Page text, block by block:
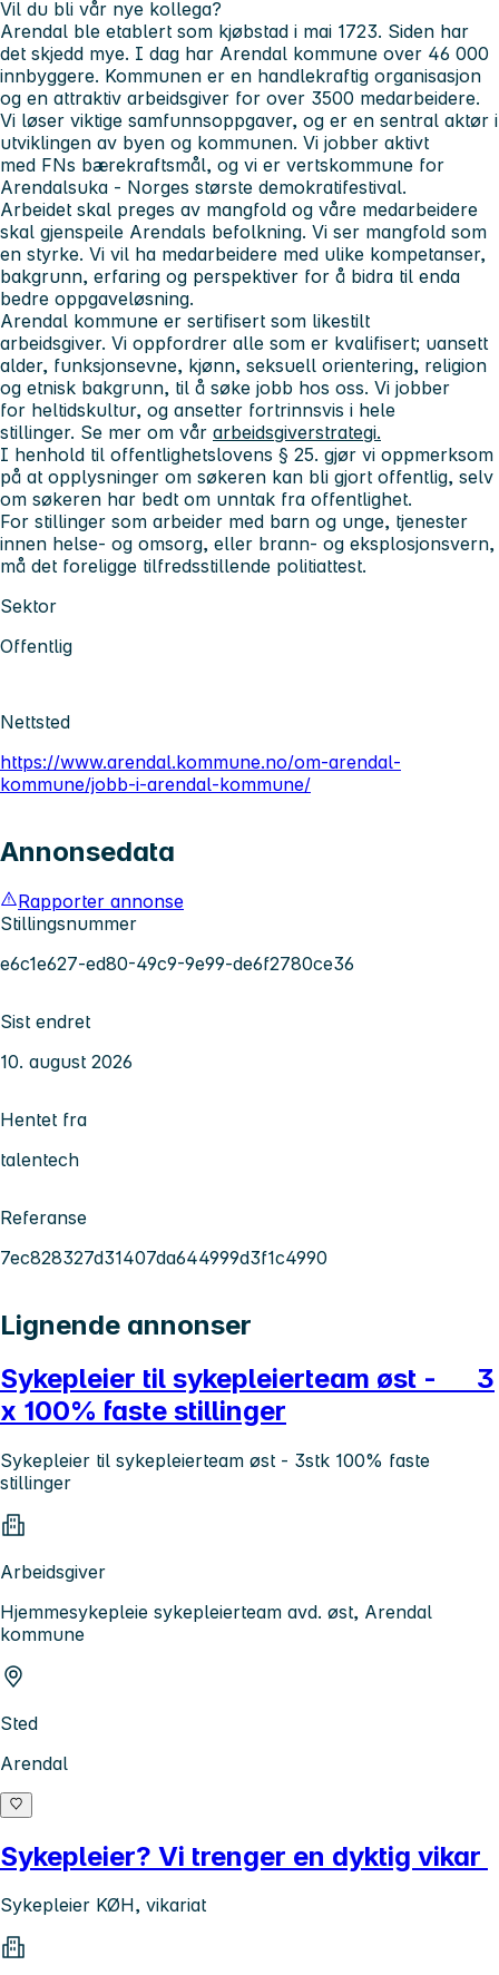
Vil du bli vår nye kollega?
Arendal ble etablert som kjøbstad i mai 1723. Siden har
det skjedd mye. I dag har Arendal kommune over 46 000
innbyggere. Kommunen er en handlekraftig organisasjon
og en attraktiv arbeidsgiver for over 3500 medarbeidere.
Vi løser viktige samfunnsoppgaver, og er en sentral aktør i
utviklingen av byen og kommunen. Vi jobber aktivt
med FNs bærekraftsmål, og vi er vertskommune for
Arendalsuka - Norges største demokratifestival.
Arbeidet skal preges av mangfold og våre medarbeidere
skal gjenspeile Arendals befolkning. Vi ser mangfold som
en styrke. Vi vil ha medarbeidere med ulike kompetanser,
bakgrunn, erfaring og perspektiver for å bidra til enda
bedre oppgaveløsning.
Arendal kommune er sertifisert som likestilt
arbeidsgiver. Vi oppfordrer alle som er kvalifisert; uansett
alder, funksjonsevne, kjønn, seksuell orientering, religion
og etnisk bakgrunn, til å søke jobb hos oss. Vi jobber
for heltidskultur, og ansetter fortrinnsvis i hele
stillinger. Se mer om vår arbeidsgiverstrategi.
I henhold til offentlighetslovens § 25. gjør vi oppmerksom
på at opplysninger om søkeren kan bli gjort offentlig, selv
om søkeren har bedt om unntak fra offentlighet.
For stillinger som arbeider med barn og unge, tjenester
innen helse- og omsorg, eller brann- og eksplosjonsvern,
må det foreligge tilfredsstillende politiattest.
Sektor
Offentlig
Nettsted
https://www.arendal.kommune.no/om-arendal-
kommune/jobb-i-arendal-kommune/
Annonsedata
Rapporter annonse
Stillingsnummer
e6c1e627-ed80-49c9-9e99-de6f2780ce36
Sist endret
10. august 2026
Hentet fra
talentech
Referanse
7ec828327d31407da644999d3f1c4990
Lignende annonser
Sykepleier til sykepleierteam øst - 3
x 100% faste stillinger
Sykepleier til sykepleierteam øst - 3stk 100% faste
stillinger
Arbeidsgiver
Hjemmesykepleie sykepleierteam avd. øst, Arendal
kommune
Sted
Arendal
Sykepleier? Vi trenger en dyktig vikar
Sykepleier KØH, vikariat